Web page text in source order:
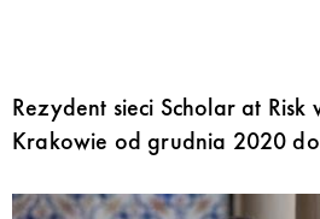
Rezydent sieci Scholar at
Krakowie od grudnia 2020